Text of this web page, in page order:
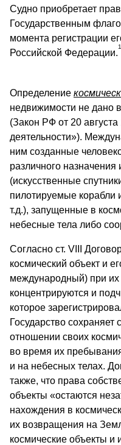
Судно приобретает
Государственным
момента регистрации
Российской Федерации.
Определение
недвижимости не дано
(Закон РФ от 20
деятельности»).
ним созданные
различного назначения
(искусственные
пилотируемые корабли
т.д.), запущенные в
небесные тела либо
Согласно ст. VIII
космический объект и
международный) при
концентрируются и
которое
Государство
отношении своих
во время их
и на небесных телах.
также, что права
объекты «остаются
нахождения в
их возвращения на
космические объекты и